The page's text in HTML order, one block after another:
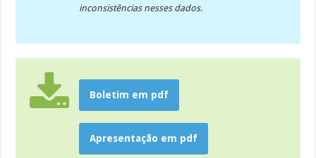
inconsistências nesses dados.
Boletim em pdf
Apresentação em pdf